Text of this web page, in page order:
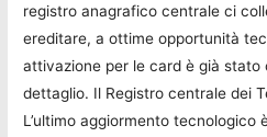
registro anagrafico centrale ci
ereditare, a ottime opportunità
attivazione per le card è già stato
dettaglio. Il Registro centrale dei
L’ultimo aggiormento